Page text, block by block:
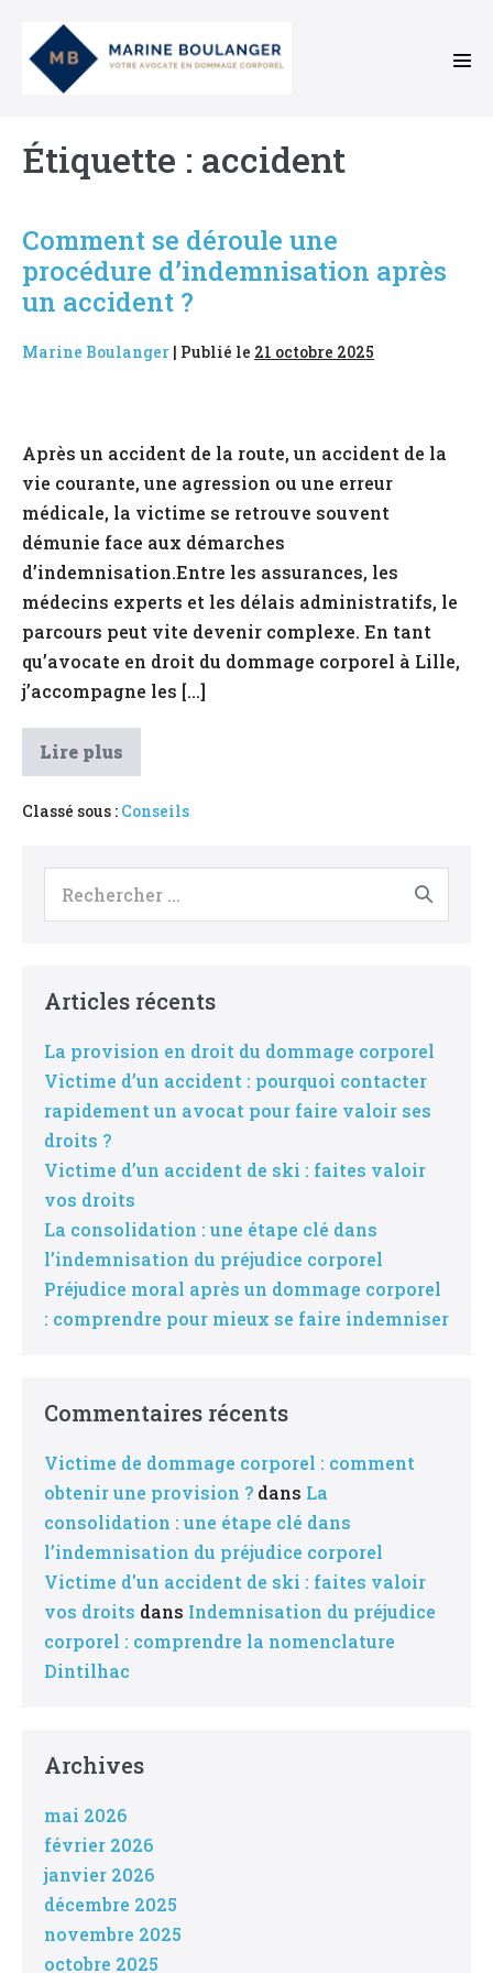
contenu
Étiquette : accident
Comment se déroule une
procédure d’indemnisation après
un accident ?
Marine Boulanger | Publié le 21 octobre 2025
déroule
une
procédure
d’indemnisation
après
un
accident
?
Après un accident de la route, un accident de la
vie courante, une agression ou une erreur
médicale, la victime se retrouve souvent
démunie face aux démarches
d’indemnisation.Entre les assurances, les
médecins experts et les délais administratifs, le
parcours peut vite devenir complexe. En tant
qu’avocate en droit du dommage corporel à Lille,
j’accompagne les […]
Lire plus
une
procédure
un
accident
?
Classé sous : Conseils
Articles récents
La provision en droit du dommage corporel
Victime d’un accident : pourquoi contacter
rapidement un avocat pour faire valoir ses
droits ?
Victime d’un accident de ski : faites valoir
vos droits
La consolidation : une étape clé dans
l’indemnisation du préjudice corporel
Préjudice moral après un dommage corporel
: comprendre pour mieux se faire indemniser
Commentaires récents
Victime de dommage corporel : comment
obtenir une provision ? dans La
consolidation : une étape clé dans
l’indemnisation du préjudice corporel
Victime d'un accident de ski : faites valoir
vos droits dans Indemnisation du préjudice
corporel : comprendre la nomenclature
Dintilhac
Archives
mai 2026
février 2026
janvier 2026
décembre 2025
novembre 2025
octobre 2025